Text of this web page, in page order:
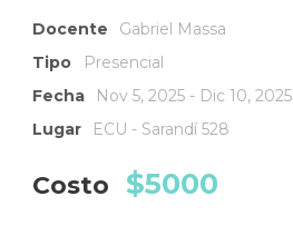
Docente
Gabriel Massa
Tipo
Presencial
Fecha
Nov 5, 2025 - Dic 10, 2025
Lugar
ECU - Sarandí 528
Costo $5000